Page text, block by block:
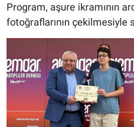
Program, aşure ikramının
fotoğraflarının çekilmesiyle